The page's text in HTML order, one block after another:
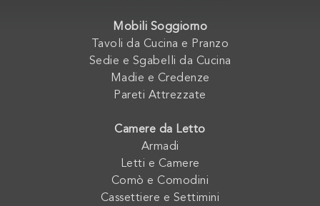
Mobili Soggiorno
Tavoli da Cucina e Pranzo
Sedie e Sgabelli da Cucina
Madie e Credenze
Pareti Attrezzate
Camere da Letto
Armadi
Letti e Camere
Comò e Comodini
Cassettiere e Settimini